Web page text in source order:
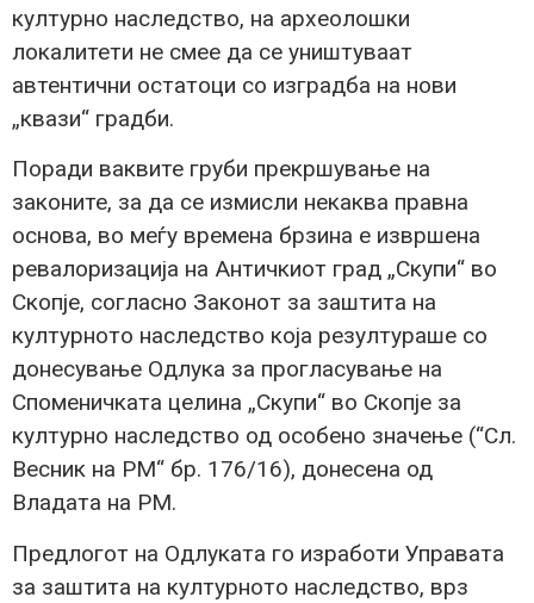
културно наследство, на археолошки
локалитети не смее да се уништуваат
автентични остатоци со изградба на нови
„квази“ градби.
Поради ваквите груби прекршување на
законите, за да се измисли некаква правна
основа, во меѓу времена брзина е извршена
ревалоризација на Античкиот град „Скупи“ во
Скопје, согласно Законот за заштита на
културното наследство која резултураше со
донесување Одлука за прогласување на
Споменичката целина „Скупи“ во Скопје за
културно наследство од особено значење (“Сл.
Весник на РМ“ бр. 176/16), донесена од
Владата на РМ.
Предлогот на Одлуката го изработи Управата
за заштита на културното наследство, врз